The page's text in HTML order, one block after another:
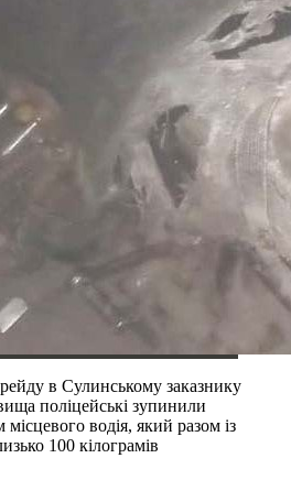
в Сулинському заказнику
поліцейські зупинили
водія, який разом із
100 кілограмів